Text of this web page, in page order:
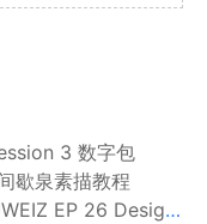
3 数字包
歇泉素描教程
Better Costumes